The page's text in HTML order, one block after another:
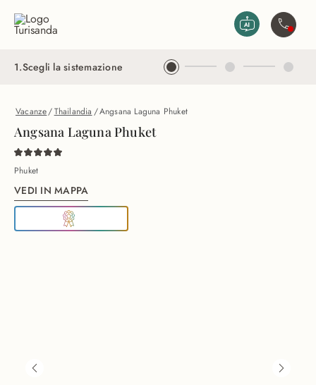
1.Scegli la sistemazione
Vacanze/Thailandia /Angsana Laguna Phuket
Angsana Laguna Phuket
Phuket
VEDI IN MAPPA